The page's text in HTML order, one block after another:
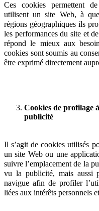
Ces cookies permettent
utilisent un site Web, à
régions géographiques ils
les performances du site et
répond le mieux aux
cookies sont soumis au
être exprimé directement
Cookies de profilage
publicité
Il s’agit de cookies utilisés
un site Web ou une
suivre l’emplacement de la
vu la publicité, mais aussi
navigue afin de profiler
liées aux intérêts personnels